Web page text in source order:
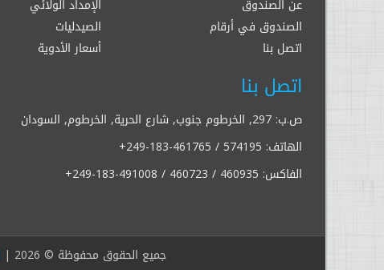
عن الصندوق
الإمداد الولائي
الصندوق في أرقام
الصيدليات
اتصل بنا
أسعار الأدوية
اتصل بنا
ص.ب: 297, الخرطوم جنوب, شارع الحرية, الخرطوم, السودان
الهاتف: +249-183-461765 / 574195
الفاكس: +249-183-491008 / 460723 / 460935
جميع الحقوق محفوظة © 2026 |